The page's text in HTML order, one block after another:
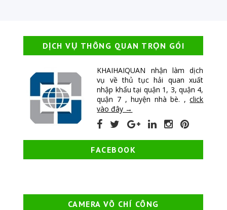
DỊCH VỤ THÔNG QUAN TRỌN GÓI
KHAIHAIQUAN nhận làm dịch
vụ về thủ tục hải quan xuất
nhập khẩu tại quận 1, 3, quận 4,
quận 7 , huyện nhà bè. ,click
vào đây →
FACEBOOK
CAMERA VÕ CHÍ CÔNG